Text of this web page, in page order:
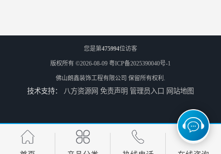
您是第475994位访客
版权所有 ©2026-08-09 粤ICP备2025390040号-1
佛山朗鑫装饰工程有限公司 保留所有权利.
技术支持： 八方资源网 免责声明 管理员入口 网站地图